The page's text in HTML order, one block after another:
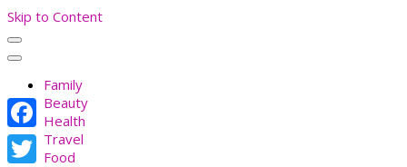
Skip to Content
Family
Beauty
Health
Travel
Food
Facebook